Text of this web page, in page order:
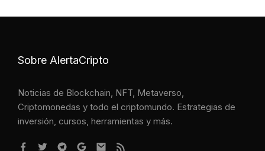
Sobre AlertaCripto
Noticias de Blockchain, NFT, Metaverso,
Criptomonedas y todo el criptomundo. Estrategias de
inversión, cursos, herramientas y más.